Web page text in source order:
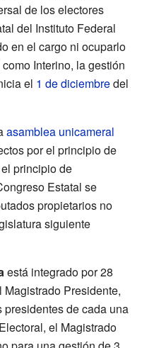
de los electores
del Instituto Federal
en el cargo ni ocuparlo
Interino, la gestión
el 1 de diciembredel
asamblea unicameral
por el principio de
principio de
Estatal se
propietarios no
siguiente
está integrado por 28
Presidente,
de cada una
el Magistrado